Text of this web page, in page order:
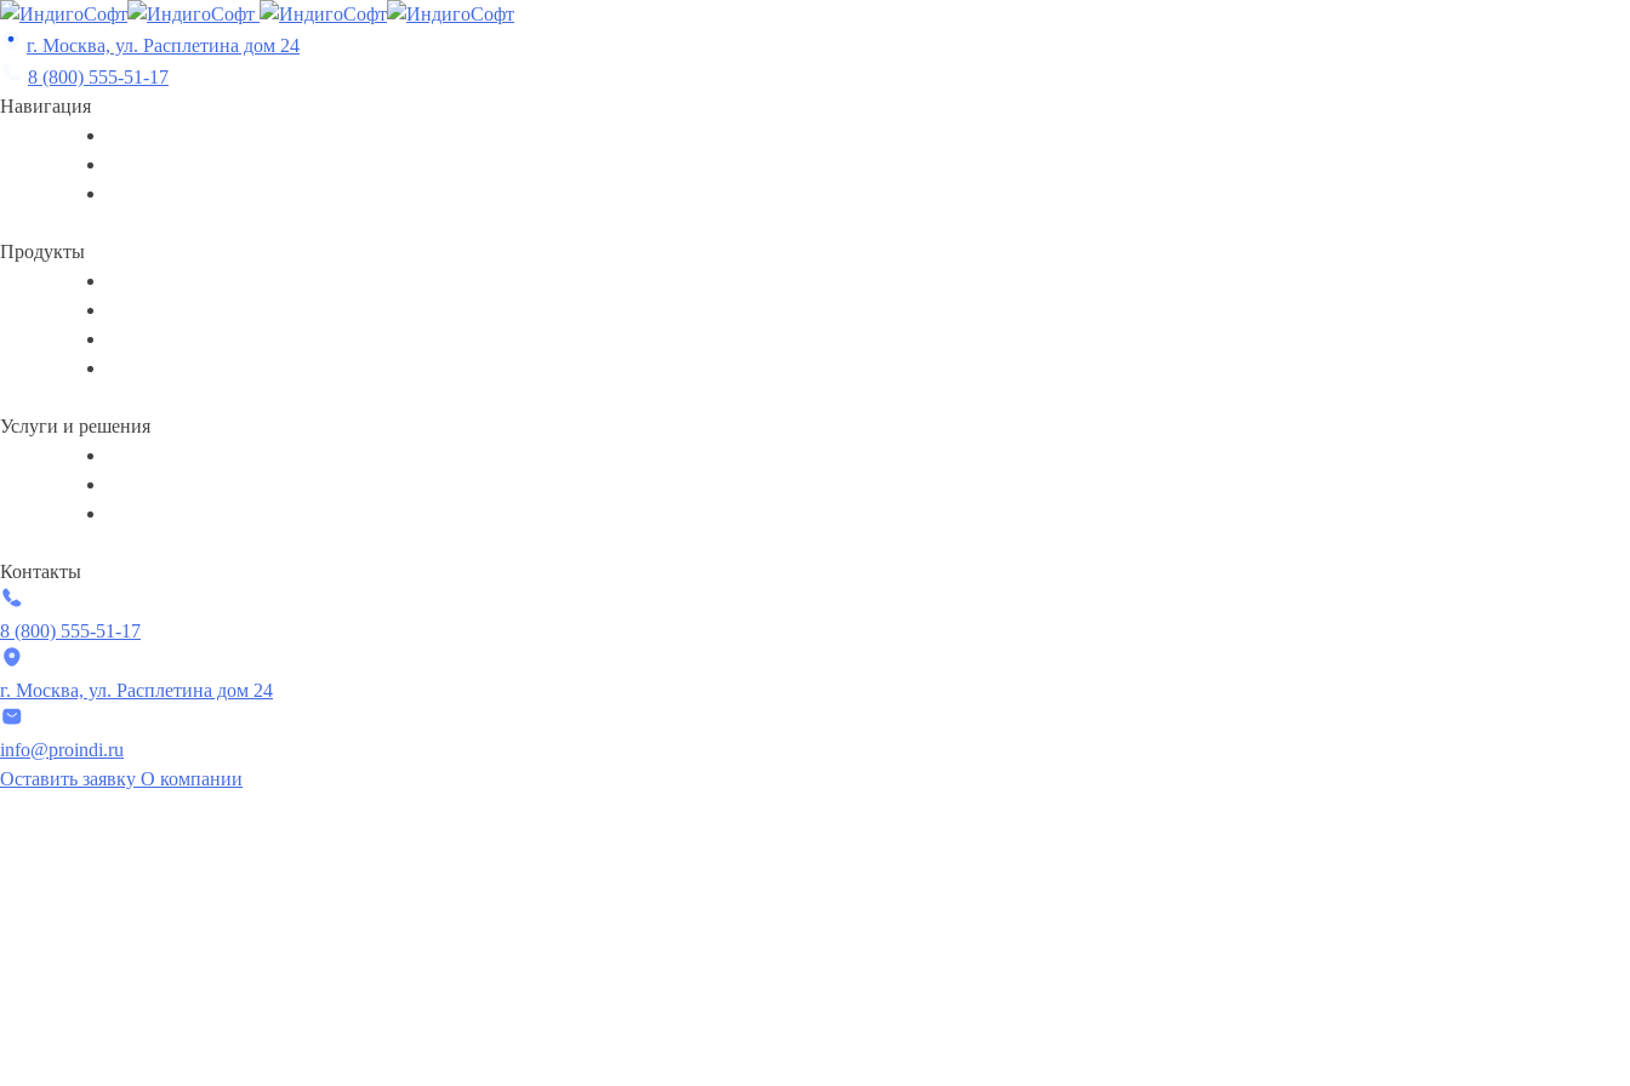
Skip
to
content
г. Москва, ул. Расплетина дом 24
8 (800) 555-51-17
Навигация
Продукты
Услуги и решения
Контакты
8 (800) 555-51-17
г. Москва, ул. Расплетина дом 24
info@proindi.ru
Оставить заявку О компании